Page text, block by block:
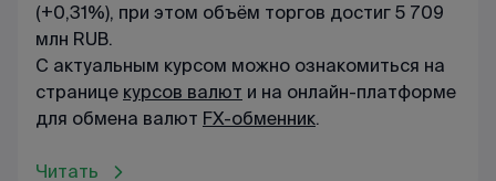
(+0,31%), при этом объём торгов достиг 5 709
млн RUB.
С актуальным курсом можно ознакомиться на
странице курсов валют и на онлайн-платформе
для обмена валют FX-обменник.
Читать